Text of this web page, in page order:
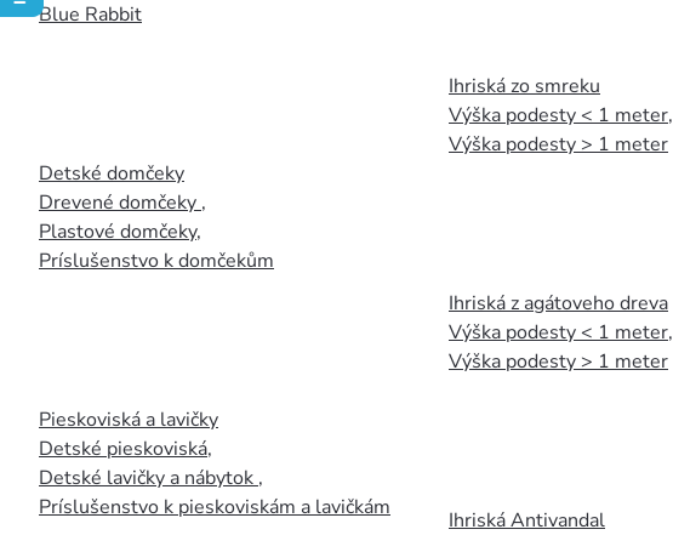
Blue Rabbit
Detské domčeky
Drevené domčeky ,
Plastové domčeky,
Príslušenstvo k domčekům
Pieskoviská a lavičky
Detské pieskoviská,
Detské lavičky a nábytok ,
Príslušenstvo k pieskoviskám a lavičkám
Ihriská zo smreku
Výška podesty < 1 meter,
Výška podesty > 1 meter
Ihriská z agátoveho dreva
Výška podesty < 1 meter,
Výška podesty > 1 meter
Ihriská Antivandal